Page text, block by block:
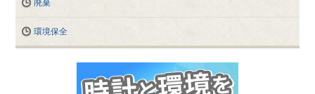
廃棄
環境保全